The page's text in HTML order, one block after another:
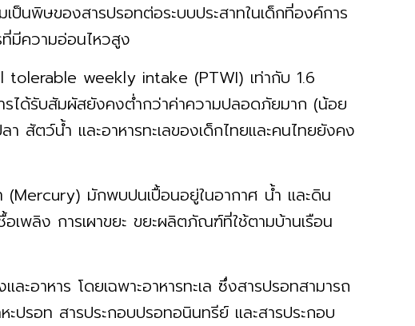
ป็นพิษของสารปรอทต่อระบบประสาทในเด็กที่องค์การ
มีความอ่อนไหวสูง
tolerable weekly intake (PTWI) เท่ากับ 1.6
ได้รับสัมผัสยังคงต่ำกว่าค่าความปลอดภัยมาก (น้อย
สัตว์น้ำ และอาหารทะเลของเด็กไทยและคนไทยยังคง
มักพบปนเปื้อนอยู่ในอากาศ น้ำ และดิน
อเพลิง การเผาขยะ ขยะผลิตภัณฑ์ที่ใช้ตามบ้านเรือน
ะอาหาร โดยเฉพาะอาหารทะเล ซึ่งสารปรอทสามารถ
ปรอท สารประกอบปรอทอนินทรีย์ และสารประกอบ